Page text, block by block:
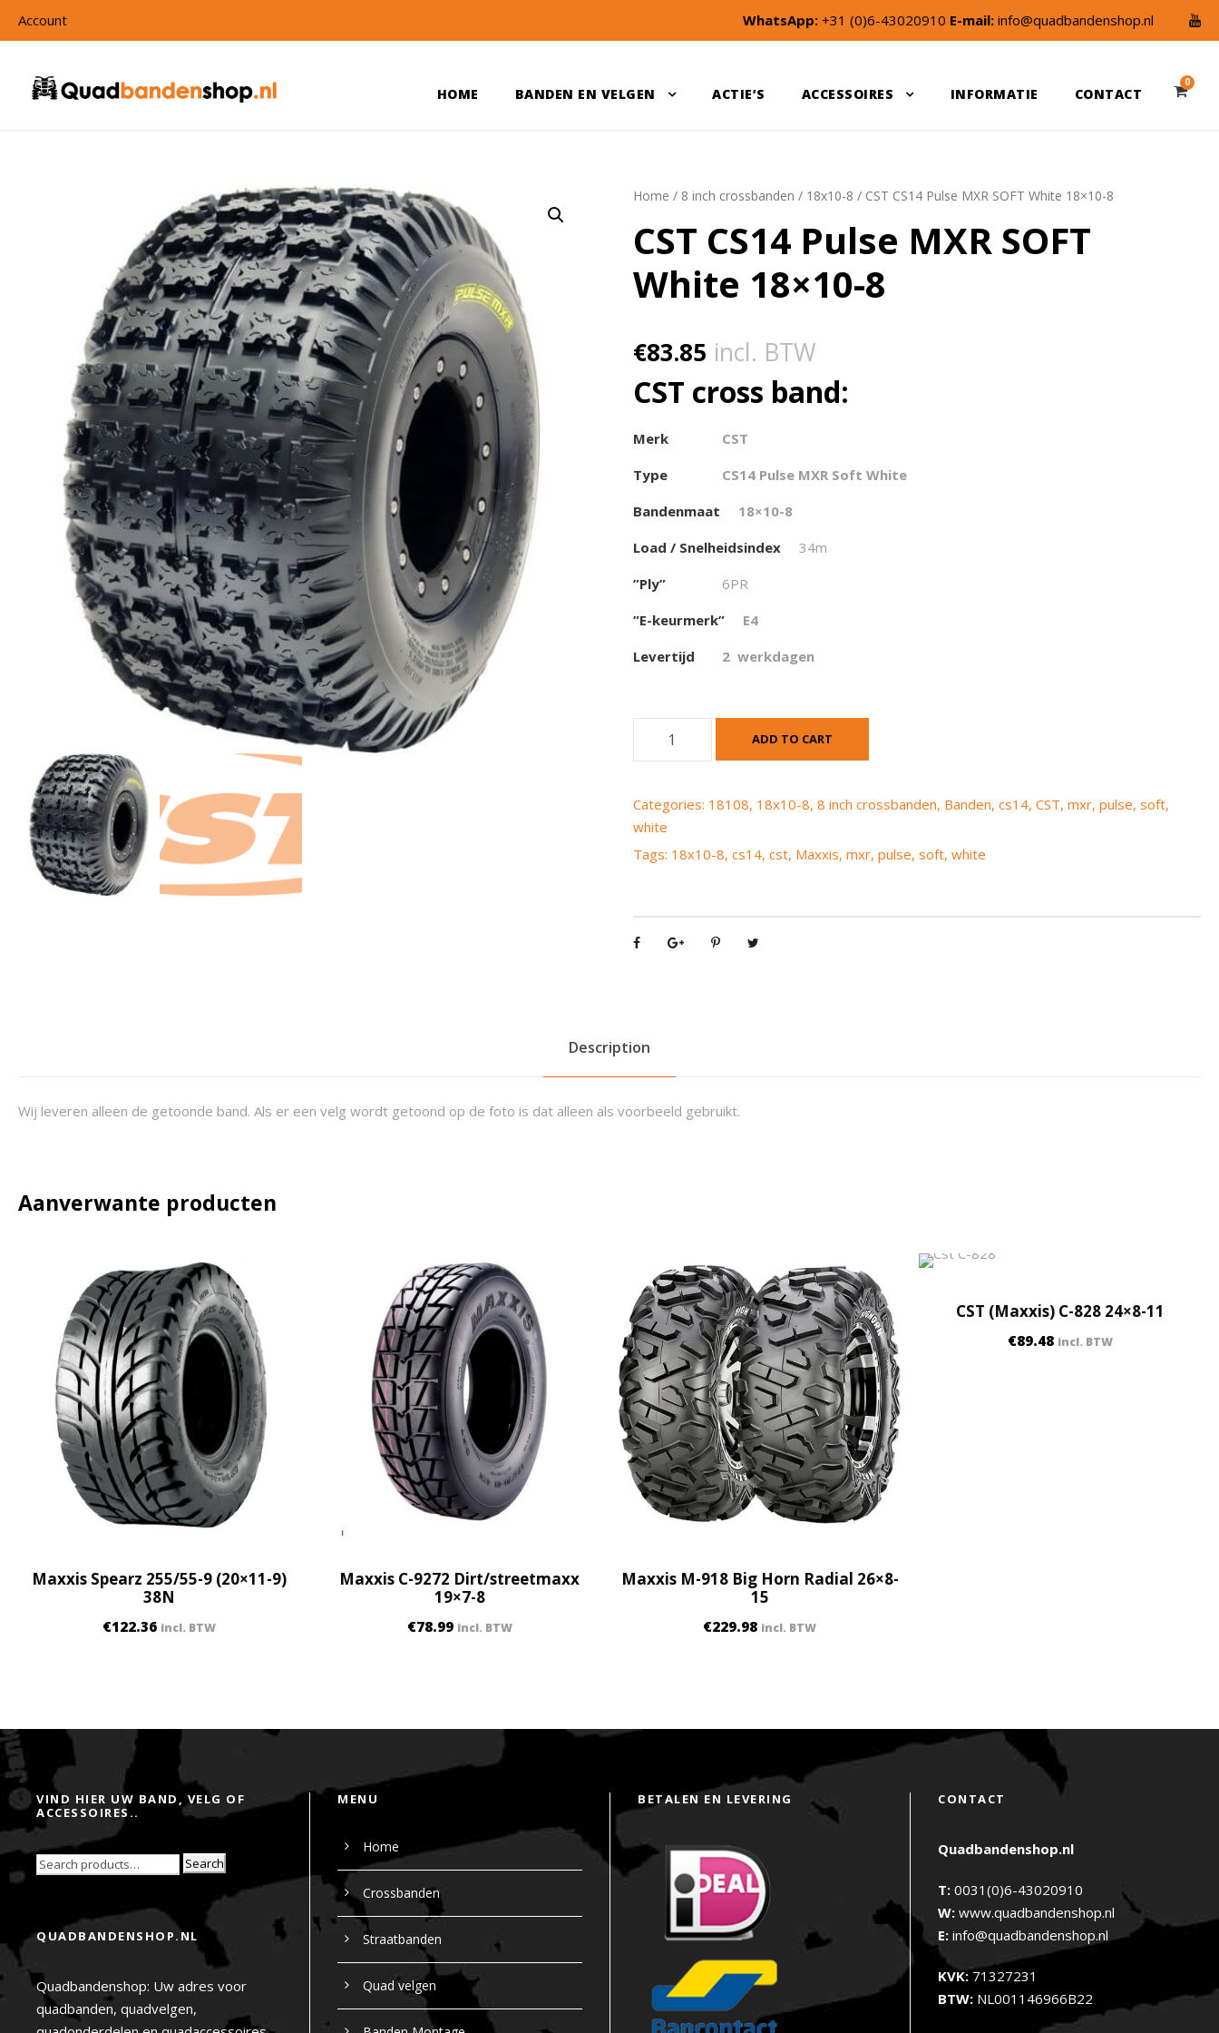
Account WhatsApp: +31 (0)6-43020910 E-mail: info@quadbandenshop.nl
HOME BANDEN EN VELGEN ACTIE’S ACCESSOIRES INFORMATIE CONTACT
0
Home / 8 inch crossbanden / 18x10-8 / CST CS14 Pulse MXR SOFT White 18×10-8
CST CS14 Pulse MXR SOFT
White 18×10-8
€83.85 incl. BTW
CST cross band:
Merk
CST
Type
CS14 Pulse MXR Soft White
Bandenmaat
18×10-8
Load / Snelheidsindex
34m
”Ply”
6PR
”E-keurmerk”
E4
Levertijd
2 werkdagen
C
4
R
F
8
x
1
0
-
8
q
u
a
y
ADD TO CART
Categories: 18108, 18x10-8,8 inch crossbanden, Banden,cs14,CST,mxr,pulse,soft,
white
Tags: 18x10-8,cs14,cst, Maxxis,mxr,pulse,soft,white
Description
Wij leveren alleen de getoonde band. Als er een velg wordt getoond op de foto is dat alleen als voorbeeld gebruikt.
Aanverwante producten
Maxxis Spearz 255/55-9 (20×11-9)
38N
€122.36 incl. BTW
Maxxis C-9272 Dirt/streetmaxx
19×7-8
€78.99 incl. BTW
Maxxis M-918 Big Horn Radial 26×8-
15
€229.98 incl. BTW
CST (Maxxis) C-828 24×8-11
€89.48 incl. BTW
VIND HIER UW BAND, VELG OF
ACCESSOIRES..
Search
QUADBANDENSHOP.NL
Quadbandenshop: Uw adres voor
quadbanden, quadvelgen,
MENU
Home
Crossbanden
Straatbanden
Quad velgen
BETALEN EN LEVERING CONTACT
Quadbandenshop.nl
T: 0031(0)6-43020910
W: www.quadbandenshop.nl
E: info@quadbandenshop.nl
KVK: 71327231
BTW: NL001146966B22